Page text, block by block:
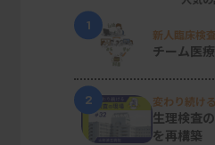
1
新人臨床検
回］
チーム医
2
変わり続け
生病院
生理検査
を再構築